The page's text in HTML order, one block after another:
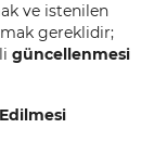
ve istenilen
gereklidir;
güncellenmesi